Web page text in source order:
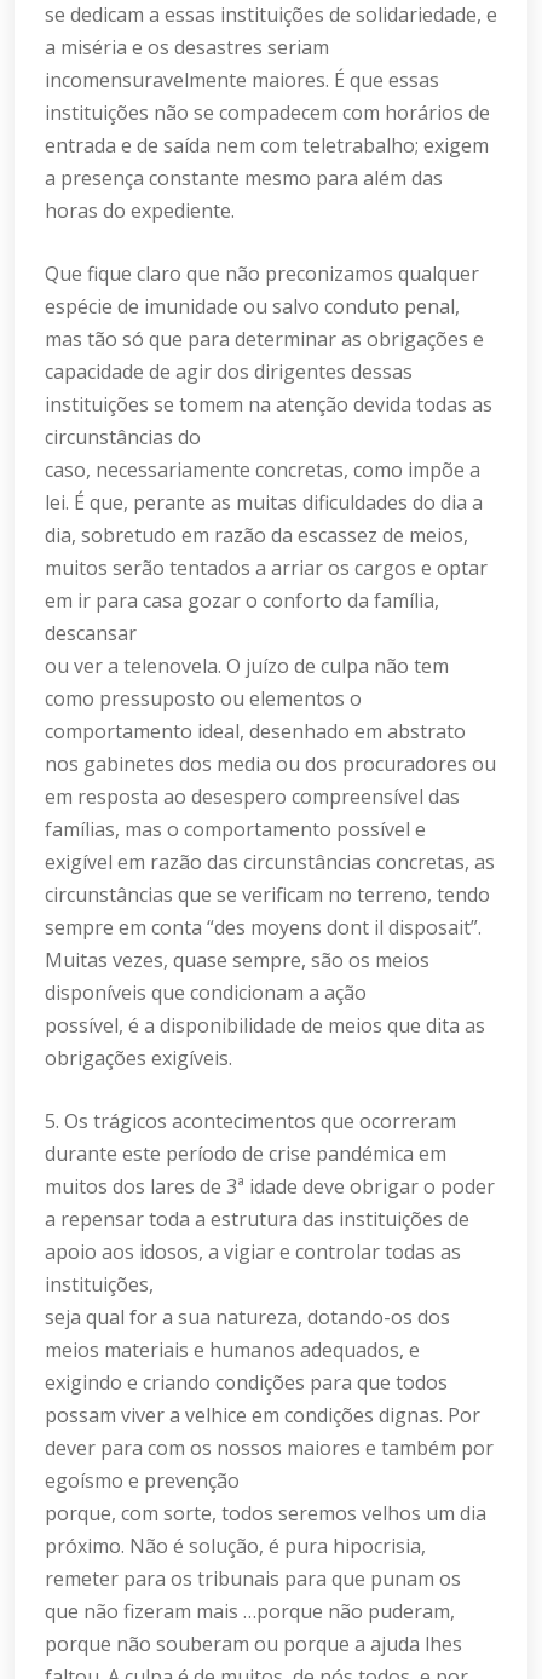
se dedicam a essas instituições de solidariedade, e
a miséria e os desastres seriam
incomensuravelmente maiores. É que essas
instituições não se compadecem com horários de
entrada e de saída nem com teletrabalho; exigem
a presença constante mesmo para além das
horas do expediente.
Que fique claro que não preconizamos qualquer
espécie de imunidade ou salvo conduto penal,
mas tão só que para determinar as obrigações e
capacidade de agir dos dirigentes dessas
instituições se tomem na atenção devida todas as
circunstâncias do
caso, necessariamente concretas, como impõe a
lei. É que, perante as muitas dificuldades do dia a
dia, sobretudo em razão da escassez de meios,
muitos serão tentados a arriar os cargos e optar
em ir para casa gozar o conforto da família,
descansar
ou ver a telenovela. O juízo de culpa não tem
como pressuposto ou elementos o
comportamento ideal, desenhado em abstrato
nos gabinetes dos media ou dos procuradores ou
em resposta ao desespero compreensível das
famílias, mas o comportamento possível e
exigível em razão das circunstâncias concretas, as
circunstâncias que se verificam no terreno, tendo
sempre em conta “des moyens dont il disposait”.
Muitas vezes, quase sempre, são os meios
disponíveis que condicionam a ação
possível, é a disponibilidade de meios que dita as
obrigações exigíveis.
5. Os trágicos acontecimentos que ocorreram
durante este período de crise pandémica em
muitos dos lares de 3ª idade deve obrigar o poder
a repensar toda a estrutura das instituições de
apoio aos idosos, a vigiar e controlar todas as
instituições,
seja qual for a sua natureza, dotando-os dos
meios materiais e humanos adequados, e
exigindo e criando condições para que todos
possam viver a velhice em condições dignas. Por
dever para com os nossos maiores e também por
egoísmo e prevenção
porque, com sorte, todos seremos velhos um dia
próximo. Não é solução, é pura hipocrisia,
remeter para os tribunais para que punam os
que não fizeram mais …porque não puderam,
porque não souberam ou porque a ajuda lhes